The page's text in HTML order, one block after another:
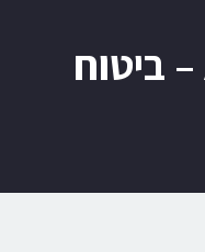
Auto Insurance – ביטוח